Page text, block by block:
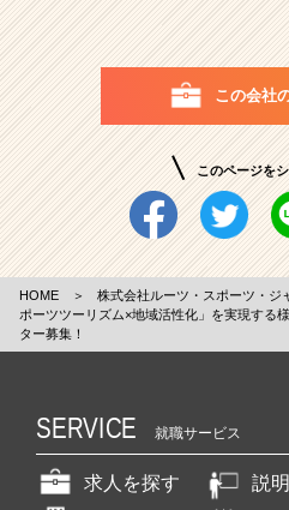
この会社
このページを
HOME ＞ 株式会社ルーツ・スポーツ・ジ
ポーツツーリズム×地域活性化」を実現する
ター募集！
SERVICE 就職サービス
求人を探す
説